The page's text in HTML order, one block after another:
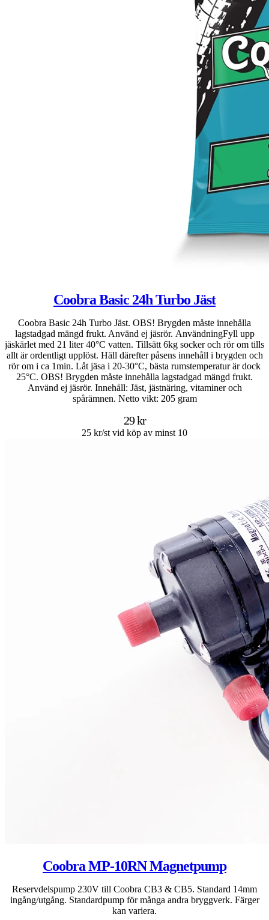
Coobra Basic 24h Turbo Jäst
Coobra Basic 24h Turbo Jäst. OBS! Brygden måste innehålla
lagstadgad mängd frukt. Använd ej jäsrör. AnvändningFyll upp
jäskärlet med 21 liter 40°C vatten. Tillsätt 6kg socker och rör om tills
allt är ordentligt upplöst. Häll därefter påsens innehåll i brygden och
rör om i ca 1min. Låt jäsa i 20-30°C, bästa rumstemperatur är dock
25°C. OBS! Brygden måste innehålla lagstadgad mängd frukt.
Använd ej jäsrör. Innehåll: Jäst, jästnäring, vitaminer och
spårämnen. Netto vikt: 205 gram
29 kr
25 kr/st vid köp av minst 10
Coobra MP-10RN Magnetpump
Reservdelspump 230V till Coobra CB3 & CB5. Standard 14mm
ingång/utgång. Standardpump för många andra bryggverk. Färger
kan variera.